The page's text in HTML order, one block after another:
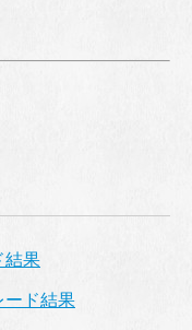
結果
ード結果